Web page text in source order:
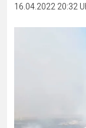
16.04.2022 20:32